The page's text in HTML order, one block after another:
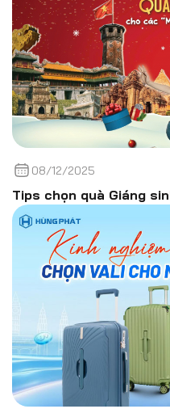
08/12/2025
Tips chọn quà Giáng